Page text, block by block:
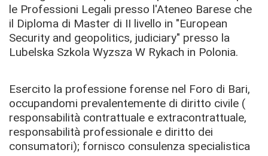
le Professioni Legali presso l'Ateneo Barese che
il Diploma di Master di II livello in "European
Security and geopolitics, judiciary" presso la
Lubelska Szkola Wyzsza W Rykach in Polonia.
Esercito la professione forense nel Foro di Bari,
occupandomi prevalentemente di diritto civile (
responsabilità contrattuale e extracontrattuale,
responsabilità professionale e diritto dei
consumatori); fornisco consulenza specialistica